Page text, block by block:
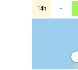
14h -